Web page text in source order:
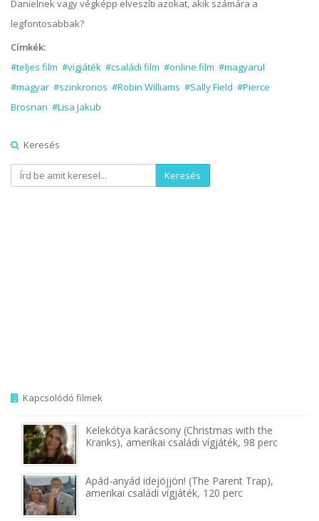
Danielnek vagy végképp elveszíti azokat, akik számára a
legfontosabbak?
Címkék:
#teljes film #vígjáték #családi film #online film #magyarul
#magyar #szinkronos #Robin Williams #Sally Field #Pierce
Brosnan #Lisa Jakub
Keresés
Keresés
Kapcsolódó filmek
Kelekótya karácsony (Christmas with the
Kranks), amerikai családi vígjáték, 98 perc
Apád-anyád idejöjjön! (The Parent Trap),
amerikai családi vígjáték, 120 perc